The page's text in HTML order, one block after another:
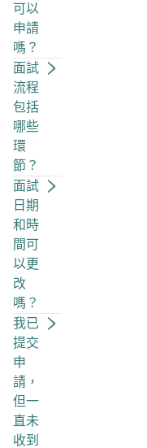
可以
申請
嗎？
面試
流程
包括
哪些
環
節？
面試
日期
和時
間可
以更
改
嗎？
我已
提交
申
請，
但一
直未
收到